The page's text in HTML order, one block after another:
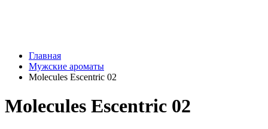
Главная
Мужские ароматы
Molecules Escentric 02
Molecules Escentric 02